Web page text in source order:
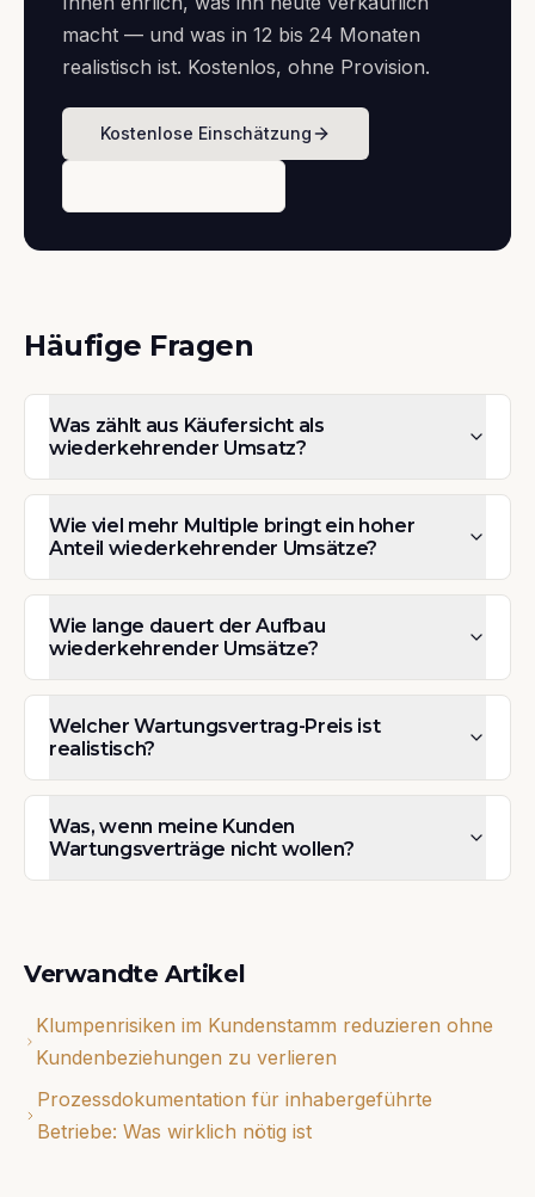
macht — und was in 12 bis 24 Monaten
realistisch ist. Kostenlos, ohne Provision.
Kostenlose Einschätzung
Häufige Fragen
Was zählt aus Käufersicht als
wiederkehrender Umsatz?
Wie viel mehr Multiple bringt ein hoher
Anteil wiederkehrender Umsätze?
Wie lange dauert der Aufbau
wiederkehrender Umsätze?
Welcher Wartungsvertrag-Preis ist
realistisch?
Was, wenn meine Kunden
Wartungsverträge nicht wollen?
Verwandte Artikel
Klumpenrisiken im Kundenstamm reduzieren ohne
Kundenbeziehungen zu verlieren
Prozessdokumentation für inhabergeführte
Betriebe: Was wirklich nötig ist